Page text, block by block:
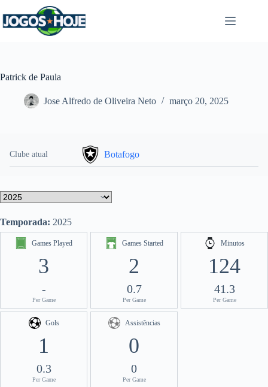
para
o
Patrick de Paula
Jose Alfredo de Oliveira Neto março 20, 2025
Clube atual Botafogo
Temporada: 2025
Games Played
3
-
Per Game
Games Started
2
0.7
Per Game
Minutos
124
41.3
Per Game
Gols
1
0.3
Per Game
Assistências
0
0
Per Game